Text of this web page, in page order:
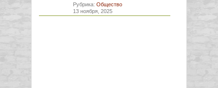
Рубрика: Общество
13 ноября, 2025